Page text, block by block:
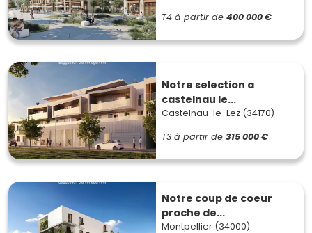
T4 à partir de 400 000 €
Notre selection a
castelnau le...
Castelnau-le-Lez (34170)
T3 à partir de 315 000 €
Notre coup de coeur
proche de...
Montpellier (34000)